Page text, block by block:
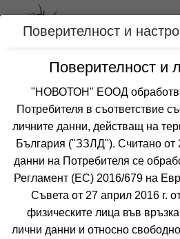
Категории
Оферти за
Още курорти
 Сортирай
Поверителност и
Поверителност и
"НОВОТОН" ЕООД
Потребителя в съответствие
личните данни, действащ на
България ("ЗЗЛД"). Считано от
данни на Потребителя се
Регламент (ЕС) 2016/679 на
Съвета от 27 април 2016 г.
физическите лица във
лични данни и относно